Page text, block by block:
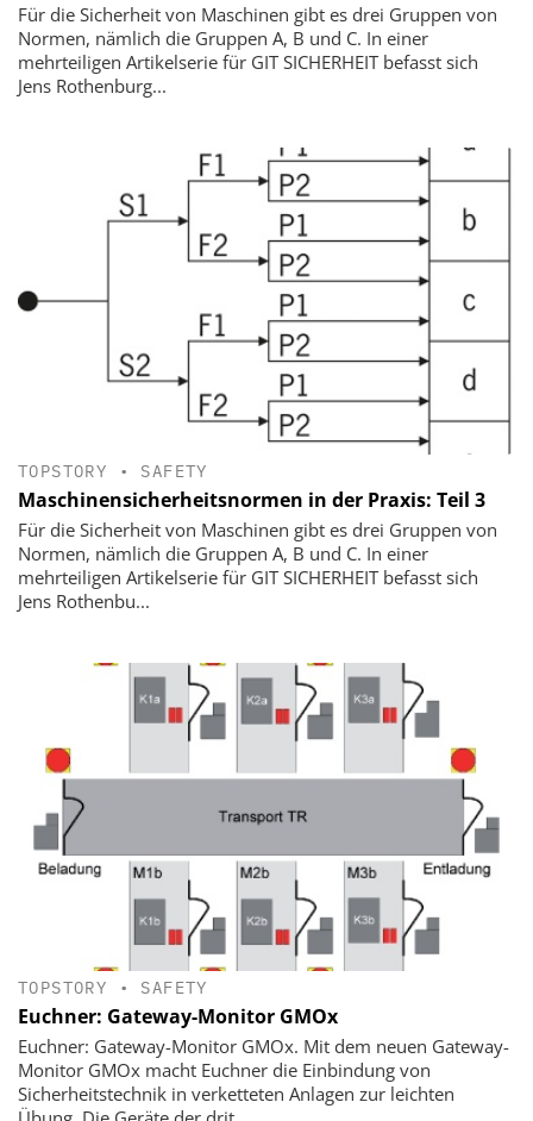
Für die Sicherheit von Maschinen gibt es drei Gruppen von
Normen, nämlich die Gruppen A, B und C. In einer
mehrteiligen Artikelserie für GIT SICHERHEIT befasst sich
Jens Rothenburg...
TOPSTORY • SAFETY
Maschinensicherheitsnormen in der Praxis: Teil 3
Für die Sicherheit von Maschinen gibt es drei Gruppen von
Normen, nämlich die Gruppen A, B und C. In einer
mehrteiligen Artikelserie für GIT SICHERHEIT befasst sich
Jens Rothenbu...
TOPSTORY • SAFETY
Euchner: Gateway-Monitor GMOx
Euchner: Gateway-Monitor GMOx. Mit dem neuen Gateway-
Monitor GMOx macht Euchner die Einbindung von
Sicherheitstechnik in verketteten Anlagen zur leichten